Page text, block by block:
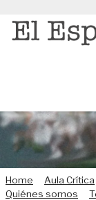
Saltar
Home Aula Crítica
Quiénes somos